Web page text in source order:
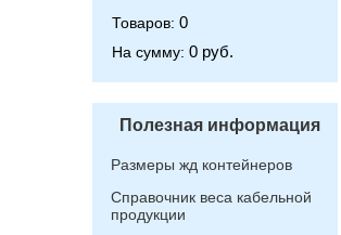
Товаров: 0
На сумму: 0 руб.
Полезная информация
Размеры жд контейнеров
Справочник веса кабельной
продукции